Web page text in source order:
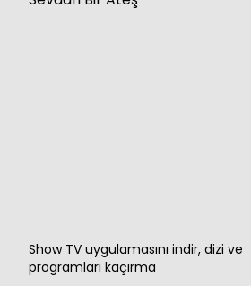
Show TV uygulamasını indir, dizi ve
programları kaçırma